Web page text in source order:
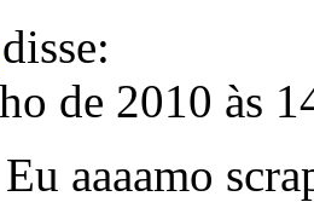
disse:
de 2010 às
aaaamo